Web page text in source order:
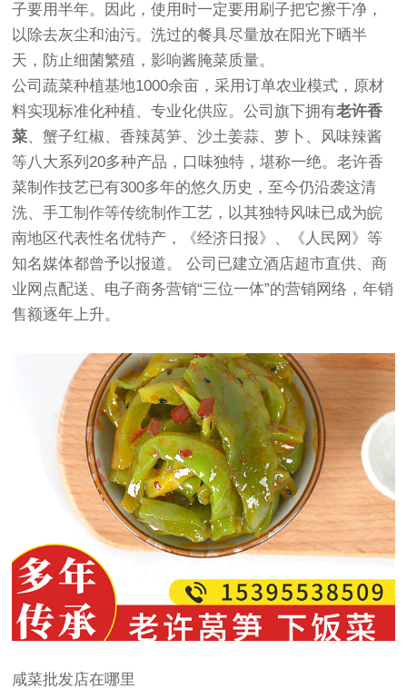
子要用半年。因此，使用时一定要用刷子把它擦干净，
以除去灰尘和油污。洗过的餐具尽量放在阳光下晒半
天，防止细菌繁殖，影响酱腌菜质量。
公司蔬菜种植基地1000余亩，采用订单农业模式，原材
料实现标准化种植、专业化供应。公司旗下拥有老许香
菜、蟹子红椒、香辣莴笋、沙土姜蒜、萝卜、风味辣酱
等八大系列20多种产品，口味独特，堪称一绝。老许香
菜制作技艺已有300多年的悠久历史，至今仍沿袭这清
洗、手工制作等传统制作工艺，以其独特风味已成为皖
南地区代表性名优特产，《经济日报》、《人民网》等
知名媒体都曾予以报道。 公司已建立酒店超市直供、商
业网点配送、电子商务营销“三位一体”的营销网络，年销
售额逐年上升。
咸菜批发店在哪里